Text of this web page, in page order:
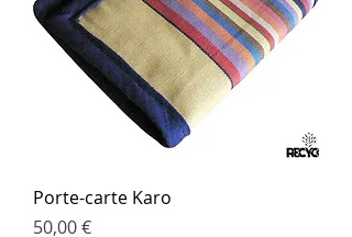
Porte-carte Karo
Prix
50,00 €